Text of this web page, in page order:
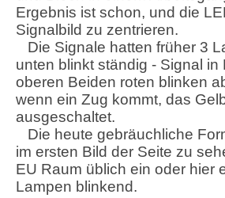
Ergebnis ist schon, und die
Signalbild zu zentrieren.
Die Signale hatten früher 3
unten blinkt ständig - Signal in
oberen Beiden roten blinken
wenn ein Zug kommt, das
ausgeschaltet.
Die heute gebräuchliche
im ersten Bild der Seite zu
EU Raum üblich ein oder hier
Lampen blinkend.